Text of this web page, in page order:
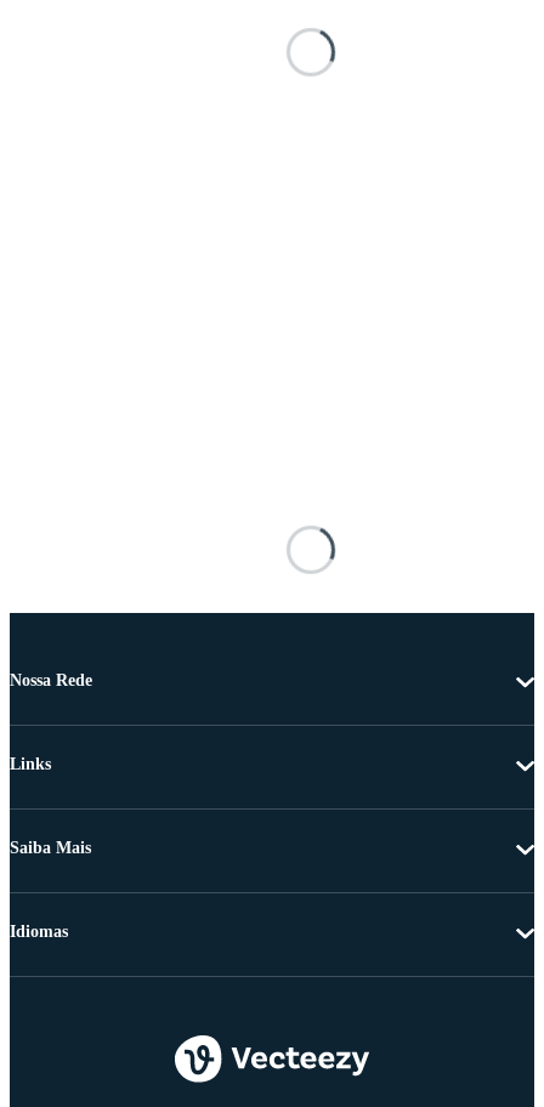
Nossa Rede
Links
Saiba Mais
Idiomas